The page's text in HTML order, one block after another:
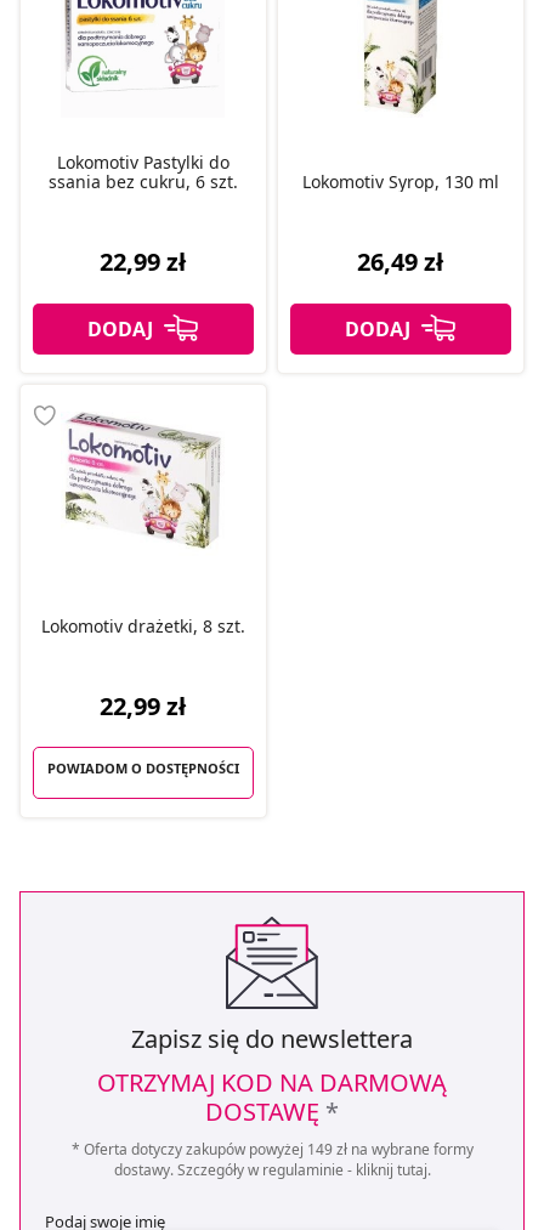
Lokomotiv Pastylki do
ssania bez cukru, 6 szt.
22,99 zł
Lokomotiv Syrop, 130 ml
26,49 zł
Lokomotiv drażetki, 8 szt.
22,99 zł
POWIADOM O DOSTĘPNOŚCI
Zapisz się do newslettera
OTRZYMAJ KOD NA DARMOWĄ
DOSTAWĘ *
* Oferta dotyczy zakupów powyżej 149 zł na wybrane formy
dostawy. Szczegóły w regulaminie - kliknij tutaj.
Podaj swoje imię